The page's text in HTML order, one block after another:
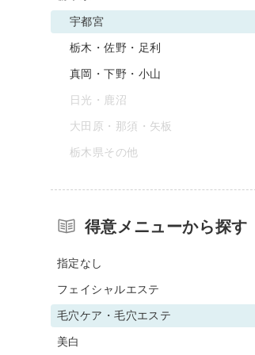
宇都宮
栃木・佐野・足利
真岡・下野・小山
日光・鹿沼
大田原・那須・矢板
栃木県その他
得意メニューから探す
指定なし
フェイシャルエステ
毛穴ケア・毛穴エステ
美白